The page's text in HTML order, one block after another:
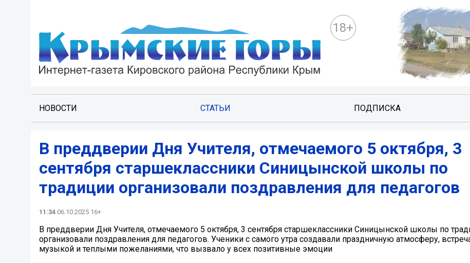
18+
НОВОСТИ СТАТЬИ ПОДПИСКА
В преддверии Дня Учителя, отмечаемого 5 октября, 3
сентября старшеклассники Синицынской школы по
традиции организовали поздравления для педагогов
11:34 06.10.2025 16+
В преддверии Дня Учителя, отмечаемого 5 октября, 3 сентября старшеклассники Синицынской школы по
организовали поздравления для педагогов. Ученики с самого утра создавали праздничную атмосферу,
музыкой и теплыми пожеланиями, что вызвало у всех позитивные эмоции